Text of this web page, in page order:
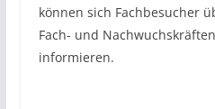
können sich Fachbesucher
Fach- und
informieren.